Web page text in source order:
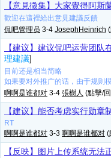
【意見徵集】大家覺得阿
歡迎在這裡給出意見建議反饋
侃吧管理员 3-4 JosephHeinrich
【建议】建议侃吧运营团
理建議]
目前还是相当简略
如果要对外推广的话，由于规则
啊啊是谁都对 3-4 張樹人 (點擊/
【建议】能否考虑实行勋章
RT
啊啊是谁都对 3-3 啊啊是谁都对 (
【反映】图片上传系统无法